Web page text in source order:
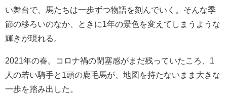
い舞台で、馬たちは一歩ずつ物語を刻んでいく。そんな季
節の移ろいのなか、ときに1年の景色を変えてしまうような
輝きが現れる。
2021年の春。コロナ禍の閉塞感がまだ残っていたころ、1
人の若い騎手と1頭の鹿毛馬が、地図を持たないまま大きな
一歩を踏み出した。